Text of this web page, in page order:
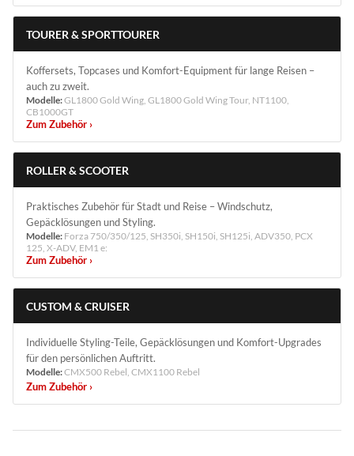
TOURER & SPORTTOURER
Koffersets, Topcases und Komfort-Equipment für lange Reisen –
auch zu zweit.
Modelle:GL1800 Gold Wing, GL1800 Gold Wing Tour, NT1100,
CB1000GT
Zum Zubehör ›
ROLLER & SCOOTER
Praktisches Zubehör für Stadt und Reise – Windschutz,
Gepäcklösungen und Styling.
Modelle: Forza 750/350/125, SH350i, SH150i, SH125i, ADV350, PCX
125, X-ADV, EM1 e:
Zum Zubehör ›
CUSTOM & CRUISER
Individuelle Styling-Teile, Gepäcklösungen und Komfort-Upgrades
für den persönlichen Auftritt.
Modelle:CMX500 Rebel, CMX1100 Rebel
Zum Zubehör ›